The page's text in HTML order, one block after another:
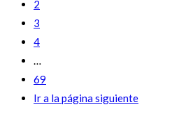
2
3
4
…
69
Ir a la página siguiente